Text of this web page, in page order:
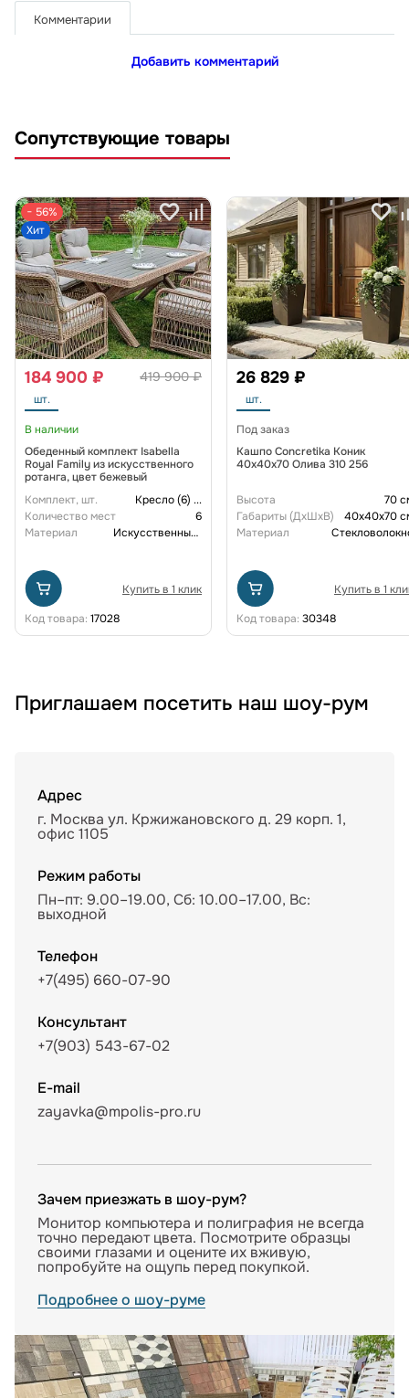
Комментарии
Добавить комментарий
Сопутствующие товары
− 56%
Хит
419 900 ₽
184 900 ₽
шт.
В наличии
Обеденный комплект Isabella
Royal Family из искусственного
ротанга, цвет бежевый
Комплект, шт.
Кресло (6) ...
Количество мест
6
Материал
Искусственный ротанг
Купить в 1 клик
Код товара: 17028
26 829 ₽
шт.
Под заказ
Кашпо Concretika Коник
40x40x70 Олива 310 256
Высота
70
Габариты (ДxШxВ)
40x40x70
Материал
Купить в 1
Код товара: 30348
Приглашаем посетить наш шоу-рум
Адрес
г. Москва ул. Кржижановского д. 29 корп. 1,
офис 1105
Режим работы
Пн–пт: 9.00–19.00, Сб: 10.00–17.00, Вс:
выходной
Телефон
+7(495) 660-07-90
Консультант
+7(903) 543-67-02
E-mail
zayavka@mpolis-pro.ru
Зачем приезжать в шоу-рум?
Монитор компьютера и полиграфия не всегда
точно передают цвета. Посмотрите образцы
своими глазами и оцените их вживую,
попробуйте на ощупь перед покупкой.
Подробнее о шоу-руме